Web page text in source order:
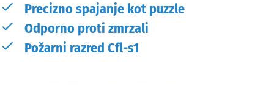
Precizno spajanje kot puzzle
Odporno proti zmrzali
Požarni razred Cfl-s1